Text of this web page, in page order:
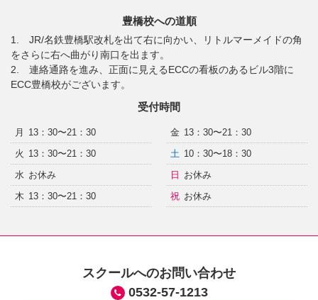
豊橋校への道順
1. JR/名鉄豊橋駅改札を出て右に向かい、リトルマーメイドの角
をさらに右へ曲がり南口を出ます。
2. 連絡通路を進み、正面に見えるECCの看板のあるビル3階に
ECC豊橋校がございます。
受付時間
月
13：30〜21：30
火 13：30〜21：30
水 お休み
木 13：30〜21：30
金 13：30〜21：30
土 10：30〜18：30
日
お休み
祝 お休み
スクールへのお問い合わせ
0532-57-1213